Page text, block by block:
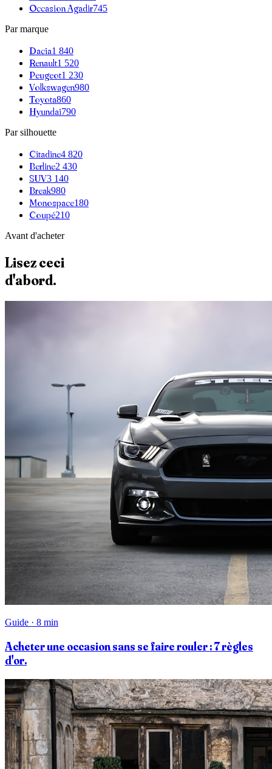
OccasionAgadir745
Par marque
Dacia1 840
Renault1 520
Peugeot1 230
Volkswagen980
Toyota860
Hyundai790
Par silhouette
Citadine4 820
Berline2 430
SUV3 140
Break980
Monospace180
Coupé210
Avant d'acheter
Lisez ceci
d'abord.
Guide · 8 min
Acheter une occasion sans se faire rouler : 7 règles
d'or.